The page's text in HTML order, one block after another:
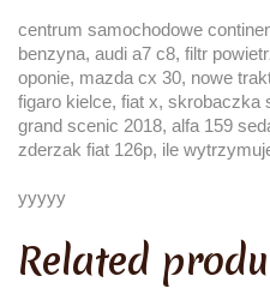
centrum samochodowe
benzyna, audi a7 c8, filtr
oponie, mazda cx 30, nowe
figaro kielce, fiat x, skrobaczka
grand scenic 2018, alfa 159
zderzak fiat 126p, ile
yyyyy
Related